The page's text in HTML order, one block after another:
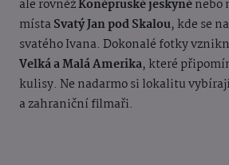
ale rovněžKoněpruské jeskyněnebo
místaSvatý Jan pod Skalou, kde se
svatého Ivana. Dokonalé fotky
Velká a Malá Amerika, které
kulisy. Ne nadarmo si lokalitu
a zahraniční filmaři.